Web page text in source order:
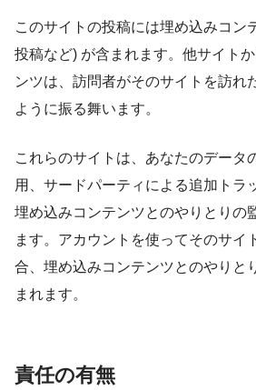
このサイトの投稿には埋め込みコン
投稿など) が含まれます。他サイト
ンツは、訪問者がそのサイトを訪れ
ように振る舞います。
これらのサイトは、あなたのデータ
用、サードパーティによる追加トラ
埋め込みコンテンツとのやりとりの
ます。アカウントを使ってそのサイ
合、埋め込みコンテンツとのやりと
まれます。
責任の有無